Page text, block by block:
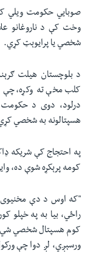
صوبایي حکومت ويلي
وخت کې د ناروغانو
شخصي یا پرایوېټ کړي.
د بلوچستان هیلت
کلب مخې ته وکړه، چې
درلود، دوى د
هسپتالونه به شخصي
په احتجاج کې شریکه
کومه پرېکړه شوې ده،
"که اوس د دې مخنیوى
راځي، بیا به په خپلو
کوم هسپتال شخصي شي،
ورسېږي، لږ دوا چې